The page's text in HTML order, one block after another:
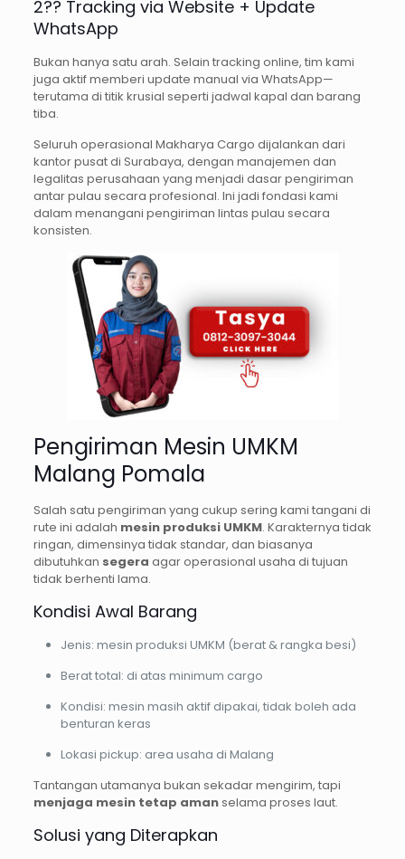
2?? Tracking via Website + Update
WhatsApp
Bukan hanya satu arah. Selain tracking online, tim kami
juga aktif memberi update manual via WhatsApp—
terutama di titik krusial seperti jadwal kapal dan barang
tiba.
Seluruh operasional Makharya Cargo dijalankan dari
kantor pusat di Surabaya, dengan manajemen dan
legalitas perusahaan yang menjadi dasar pengiriman
antar pulau secara profesional. Ini jadi fondasi kami
dalam menangani pengiriman lintas pulau secara
konsisten.
Pengiriman Mesin UMKM
Malang Pomala
Salah satu pengiriman yang cukup sering kami tangani di
rute ini adalah mesin produksi UMKM. Karakternya tidak
ringan, dimensinya tidak standar, dan biasanya
dibutuhkan segera agar operasional usaha di tujuan
tidak berhenti lama.
Kondisi Awal Barang
Jenis: mesin produksi UMKM (berat & rangka besi)
Berat total: di atas minimum cargo
Kondisi: mesin masih aktif dipakai, tidak boleh ada
benturan keras
Lokasi pickup: area usaha di Malang
Tantangan utamanya bukan sekadar mengirim, tapi
menjaga mesin tetap amanselama proses laut.
Solusi yang Diterapkan